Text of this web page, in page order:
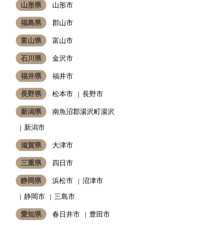
山形県 山形市
福島県 郡山市
富山県 富山市
石川県 金沢市
福井県 福井市
長野県 松本市 長野市
新潟県
南魚沼郡湯沢町湯沢
新潟市
滋賀県 大津市
三重県 四日市
静岡県 浜松市
沼津市
静岡市
三島市
愛知県 春日井市
豊田市